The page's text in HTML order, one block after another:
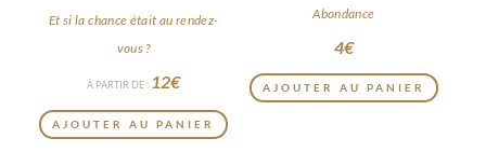
Et si la chance était au rendez-
vous ?
À PARTIR DE : 12€
AJOUTER AU PANIER
Abondance
4€
AJOUTER AU PANIER